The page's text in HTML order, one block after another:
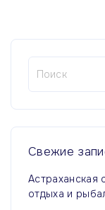
Свежие
Астраханская
отдыха и